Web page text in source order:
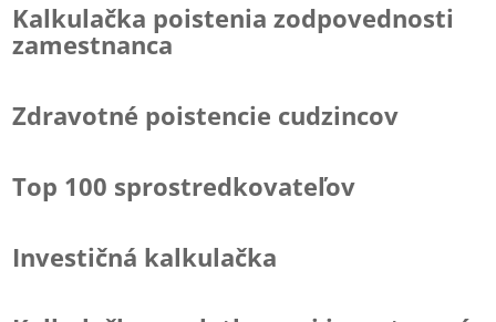
Kalkulačka poistenia zodpovednosti
zamestnanca
Zdravotné poistencie cudzincov
Top 100 sprostredkovateľov
Investičná kalkulačka